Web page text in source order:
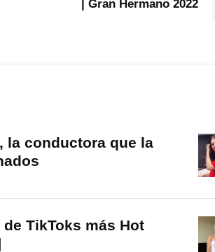
| Gran Hermano 2022
la conductora que la
TikToks más Hot